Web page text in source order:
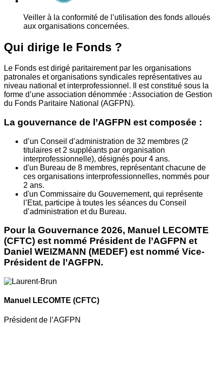
Veiller à la conformité de l’utilisation des fonds alloués
aux organisations concernées.
Qui dirige le Fonds ?
Le Fonds est dirigé paritairement par les organisations
patronales et organisations syndicales représentatives au
niveau national et interprofessionnel. Il est constitué sous la
forme d’une association dénommée : Association de Gestion
du Fonds Paritaire National (AGFPN).
La gouvernance de l’AGFPN est composée :
d’un Conseil d’administration de 32 membres (2
titulaires et 2 suppléants par organisation
interprofessionnelle), désignés pour 4 ans.
d'un Bureau de 8 membres, représentant chacune de
ces organisations interprofessionnelles, nommés pour
2 ans.
d'un Commissaire du Gouvernement, qui représente
l’Etat, participe à toutes les séances du Conseil
d’administration et du Bureau.
Pour la Gouvernance 2026, Manuel LECOMTE
(CFTC) est nommé Président de l’AGFPN et
Daniel WEIZMANN (MEDEF) est nommé Vice-
Président de l’AGFPN.
Manuel LECOMTE (CFTC)
Président de l’AGFPN